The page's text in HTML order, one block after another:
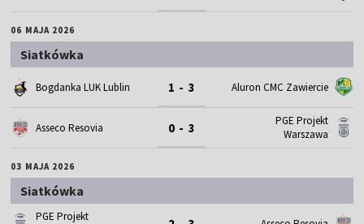
06 MAJA 2026
Siatkówka
Bogdanka LUK Lublin 1 - 3 Aluron CMC Zawiercie
Asseco Resovia 0 - 3
PGE Projekt
Warszawa
03 MAJA 2026
Siatkówka
PGE Projekt